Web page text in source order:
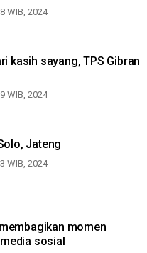
WIB, 2024
kasih sayang, TPS Gibran
WIB, 2024
Jateng
WIB, 2024
momen
sosial